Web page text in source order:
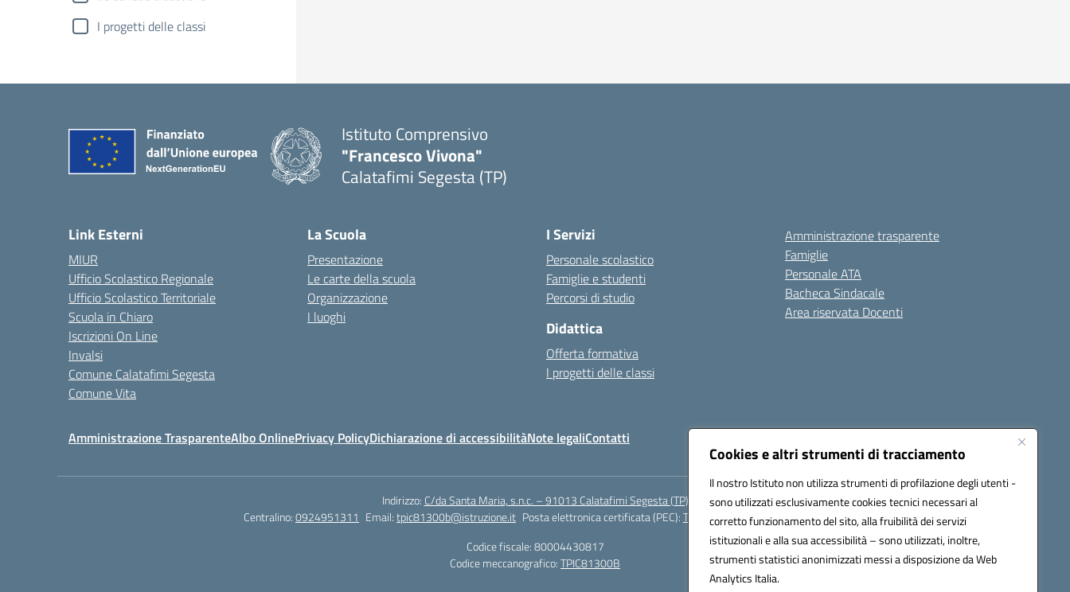
Cookies e altri strumenti di tracciamento
Il nostro Istituto non utilizza strumenti di profilazione degli utenti -
sono utilizzati esclusivamente cookies tecnici necessari al
corretto funzionamento del sito, alla fruibilità dei servizi
istituzionali e alla sua accessibilità – sono utilizzati, inoltre,
strumenti statistici anonimizzati messi a disposizione da Web
Analytics Italia.
I progetti delle classi
Istituto Comprensivo
"Francesco Vivona"
Calatafimi Segesta (TP)
Link Esterni
MIUR
Ufficio Scolastico Regionale
Ufficio Scolastico Territoriale
Scuola in Chiaro
Iscrizioni On Line
Invalsi
Comune Calatafimi Segesta
Comune Vita
La Scuola
Presentazione
Le carte della scuola
Organizzazione
I luoghi
I Servizi
Personale scolastico
Famiglie e studenti
Percorsi di studio
Didattica
Offerta formativa
I progetti delle classi
Amministrazione trasparente
Famiglie
Personale ATA
Bacheca Sindacale
Area riservata Docenti
Amministrazione TrasparenteAlbo OnlinePrivacy PolicyDichiarazione di accessibilitàNote legaliContatti
Indirizzo: C/da Santa Maria, s.n.c. – 91013 Calatafimi Segesta (TP)
Centralino:0924951311 Email:tpic81300b@istruzione.it Posta elettronica certificata (PEC):TPIC81300B@pec.istruzione.it
Codice fiscale: 80004430817
Codice meccanografico:TPIC81300B